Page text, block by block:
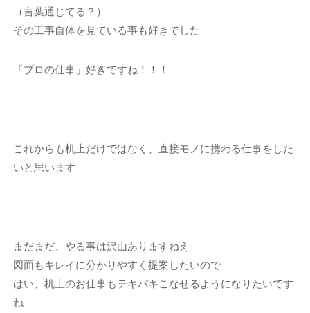
（言葉通じてる？）
その工事自体を見ている事も好きでした
「プロの仕事」好きですね！！！
これからも机上だけではなく、直接モノに携わる仕事をした
いと思います
まだまだ、やる事は沢山ありますねえ
図面もキレイに分かりやすく提案したいので
はい、机上のお仕事もテキパキこなせるようになりたいです
ね